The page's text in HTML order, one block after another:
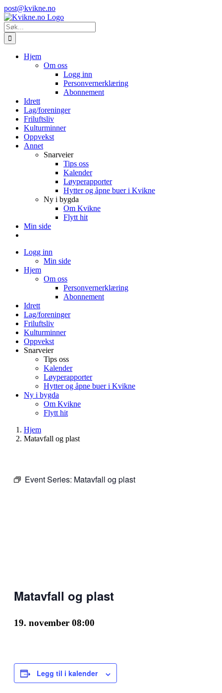
Skip
to
content
Instagram
E-
post
post@kvikne.no
Søk
etter:
Hjem
Om oss
Logg inn
Personvernerklæring
Abonnement
Idrett
Lag/foreninger
Friluftsliv
Kulturminner
Oppvekst
Annet
Snarveier
Tips oss
Kalender
Løyperapporter
Hytter og åpne buer i Kvikne
Ny i bygda
Om Kvikne
Flytt hit
Min side
Logg inn
Min side
Hjem
Om oss
Personvernerklæring
Abonnement
Idrett
Lag/foreninger
Friluftsliv
Kulturminner
Oppvekst
Snarveier
Tips oss
Kalender
Løyperapporter
Hytter og åpne buer i Kvikne
Ny i bygda
Om Kvikne
Flytt hit
Hjem
Matavfall og plast
Event Series: Matavfall og plast
Matavfall og plast
19. november 08:00
Legg til i kalender